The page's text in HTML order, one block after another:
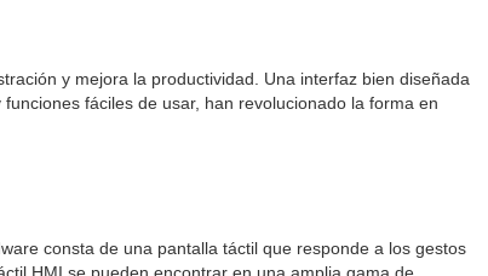
y mejora la productividad. Una interfaz bien diseñada
fáciles de usar, han revolucionado la forma en
consta de una pantalla táctil que responde a los gestos